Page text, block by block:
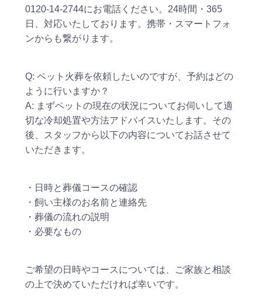
0120-14-2744にお電話ください。24時間・365
日、対応いたしております。携帯・スマートフォ
ンからも繋がります。
Q: ペット火葬を依頼したいのですが、予約はどの
ように行いますか？
A: まずペットの現在の状況についてお伺いして適
切な冷却処置や方法アドバイスいたします。その
後、スタッフから以下の内容についてお話させて
いただきます。
・日時と葬儀コースの確認
・飼い主様のお名前と連絡先
・葬儀の流れの説明
・必要なもの
ご希望の日時やコースについては、ご家族と相談
の上で決めていただければ幸いです。